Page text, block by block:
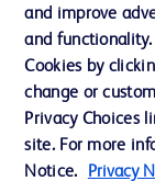
联系我们
Cookie 政策
隐私政策
and improve
and functionality.
Cookies by
change or
Privacy Choices
site. For more
Notice.
Privacy